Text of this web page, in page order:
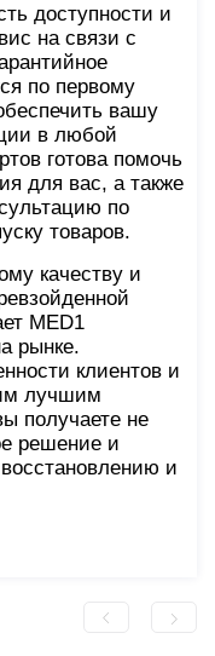
доступности и
на связи с
по первому
вашу
в любой
готова помочь
для вас, а также
по
товаров.
качеству и
MED1
рынке.
клиентов и
лучшим
получаете не
решение и
и